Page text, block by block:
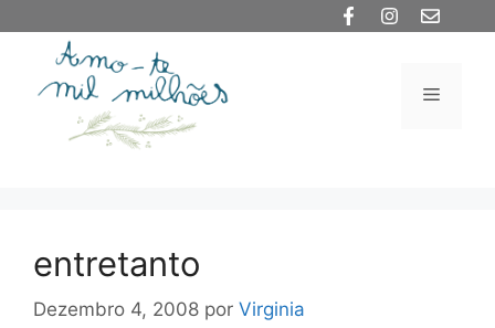
conteúdo
Menu
entretanto
Dezembro 4, 2008 por Virginia